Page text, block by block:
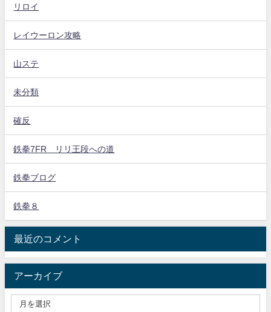
リロイ
レイウーロン攻略
山ステ
未分類
確反
鉄拳7FR リリ王段への道
鉄拳ブログ
鉄拳８
最近のコメント
アーカイブ